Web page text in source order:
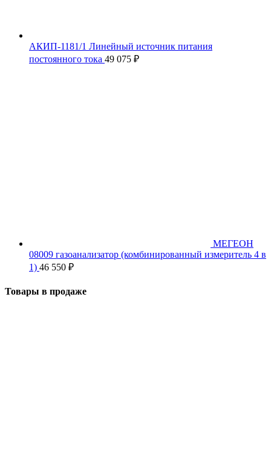
АКИП-1181/1 Линейный источник питания
постоянного тока 49 075 ₽
МЕГЕОН
08009 газоанализатор (комбинированный измеритель 4 в
1) 46 550 ₽
Товары в продаже